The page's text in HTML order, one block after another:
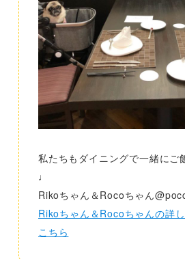
私たちもダイニングで一緒にご
♩
Rikoちゃん＆Rocoちゃん
Rikoちゃん＆Rocoちゃんの詳
こちら